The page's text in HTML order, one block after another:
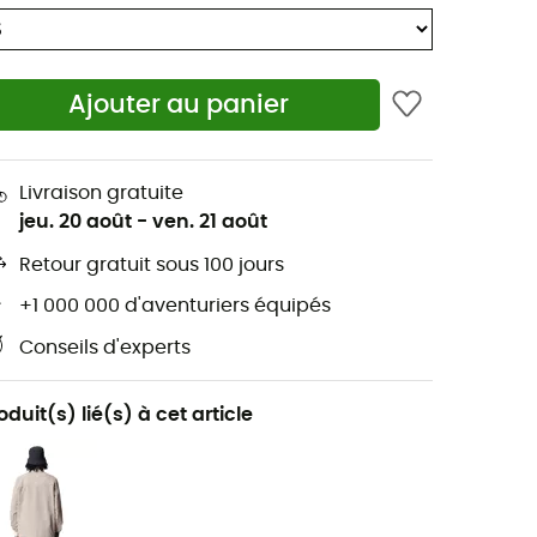
Ajouter au panier
Livraison gratuite
jeu. 20 août - ven. 21 août
Retour gratuit sous 100 jours
+1 000 000 d'aventuriers équipés
Conseils d'experts
lié(s) à cet article